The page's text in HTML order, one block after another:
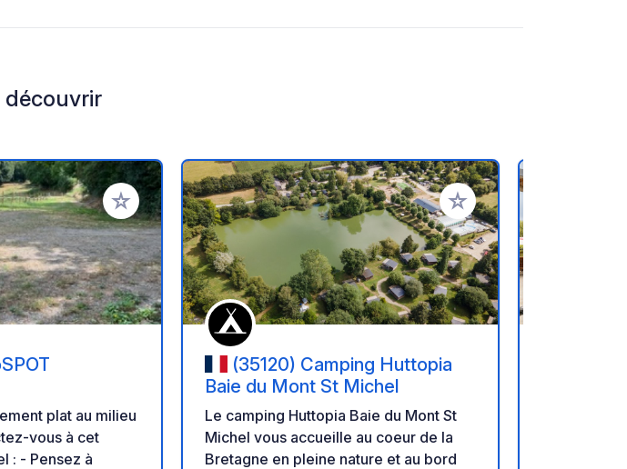
découvrir
Ajouter à vos favoris
plat au milieu
vous à cet
Ajouter à vos favoris
(35120) Camping Huttopia
Baie du Mont St Michel
Le camping Huttopia Baie du Mont St
Michel vous accueille au coeur de la
Bretagne en pleine nature et au bord